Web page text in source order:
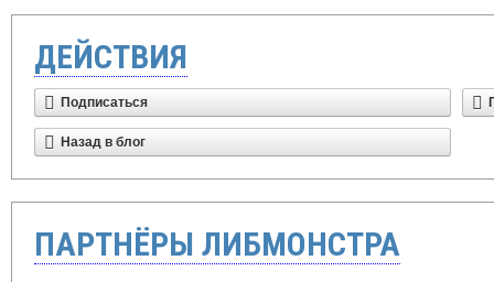
ДЕЙСТВИЯ
Подписаться
Назад в блог
ПАРТНЁРЫ ЛИБМОНСТРА